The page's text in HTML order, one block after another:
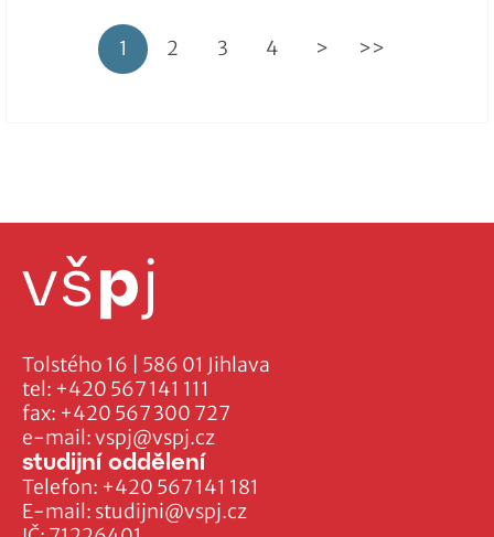
1 2 3 4 > >>
Tolstého 16 | 586 01 Jihlava
tel: +420 567 141 111
fax: +420 567 300 727
e-mail:vspj@vspj.cz
studijní oddělení
Telefon: +420 567 141 181
E-mail: studijni@vspj.cz